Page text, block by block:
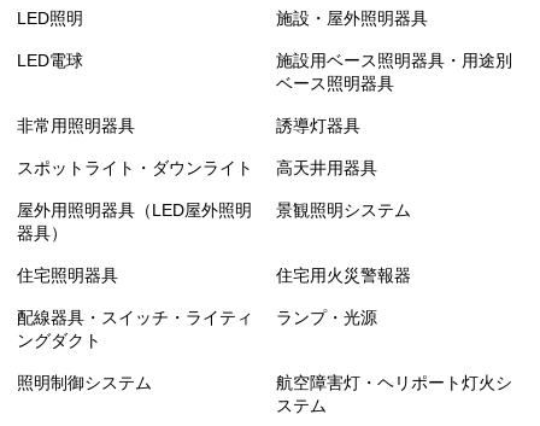
LED照明 施設・屋外照明器具
LED電球
施設用ベース照明器具・用途別
ベース照明器具
非常用照明器具 誘導灯器具
スポットライト・ダウンライト 高天井用器具
屋外用照明器具（LED屋外照明
器具）
景観照明システム
住宅照明器具 住宅用火災警報器
配線器具・スイッチ・ライティ
ングダクト
ランプ・光源
照明制御システム
航空障害灯・ヘリポート灯火シ
ステム